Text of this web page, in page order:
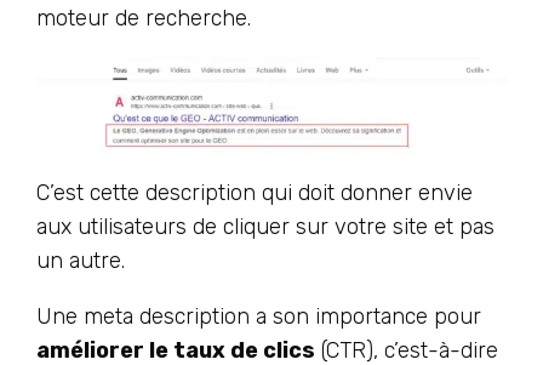
moteur de recherche.
C’est cette description qui doit donner envie
aux utilisateurs de cliquer sur votre site et pas
un autre.
Une meta description a son importance pour
améliorer le taux de clics (CTR), c’est-à-dire